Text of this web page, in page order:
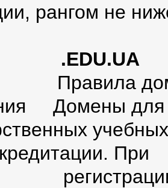
рангом не
.EDU.UA
Правила
Домены для
При